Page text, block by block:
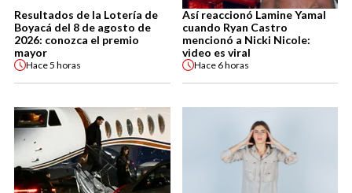
Resultados de la Lotería de
Boyacá del 8 de agosto de
2026: conozca el premio
mayor
Hace5 horas
Así reaccionó Lamine Yamal
cuando Ryan Castro
mencionó a Nicki Nicole:
video es viral
Hace 6 horas